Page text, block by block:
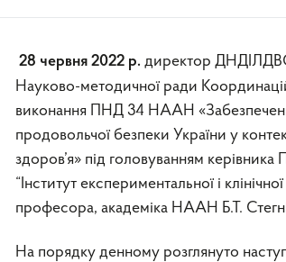
28 червня 2022 р. директор
Науково-методичної ради
виконання ПНД 34 НААН
продовольчої безпеки України у
здоров’я» під головуванням
“Інститут експериментальної і
професора, академіка НААН Б.Т.
На порядку денному розглянуто